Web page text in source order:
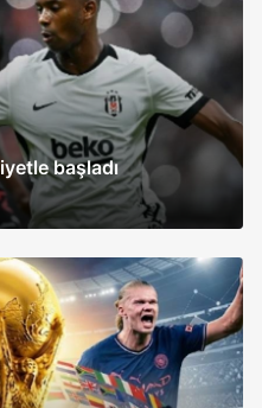
başladı